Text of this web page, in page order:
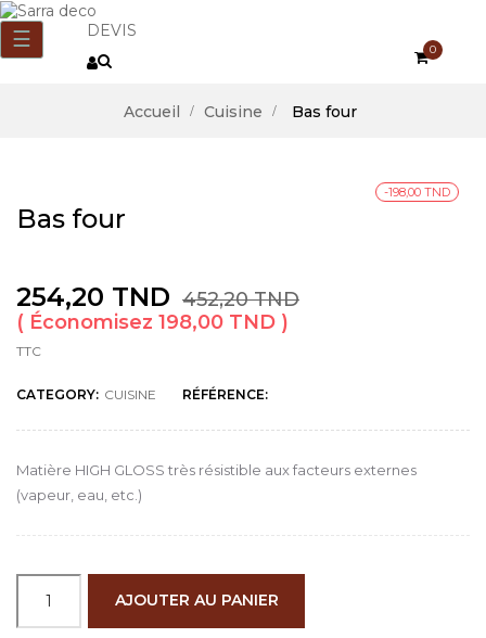
Basculer
navigation
☰ DEVIS
0
Accueil Cuisine Bas four
-198,00 TND
Bas four
254,20 TND 452,20 TND
Économisez 198,00 TND
TTC
CATEGORY: CUISINE RÉFÉRENCE:
Matière HIGH GLOSS très résistible aux facteurs externes
(vapeur, eau, etc.)
AJOUTER AU PANIER